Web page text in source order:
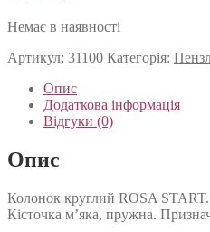
Немає в наявності
Артикул: 31100 Категорія:
Опис
Додаткова інформація
Відгуки (0)
Опис
Колонок круглий ROSA START.
Кісточка м’яка, пружна.